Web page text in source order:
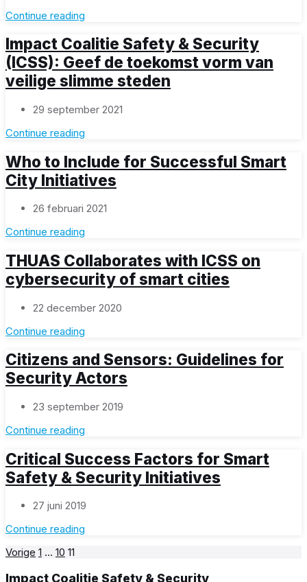
Continue reading
Impact Coalitie Safety & Security
(ICSS): Geef de toekomst vorm van
veilige slimme steden
29 september 2021
Continue reading
Who to Include for Successful Smart
City Initiatives
26 februari 2021
Continue reading
THUAS Collaborates with ICSS on
cybersecurity of smart cities
22 december 2020
Continue reading
Citizens and Sensors: Guidelines for
Security Actors
23 september 2019
Continue reading
Critical Success Factors for Smart
Safety & Security Initiatives
27 juni 2019
Continue reading
Berichten
paginering
Vorige 1 … 10 11
Impact Coalitie Safety & Security